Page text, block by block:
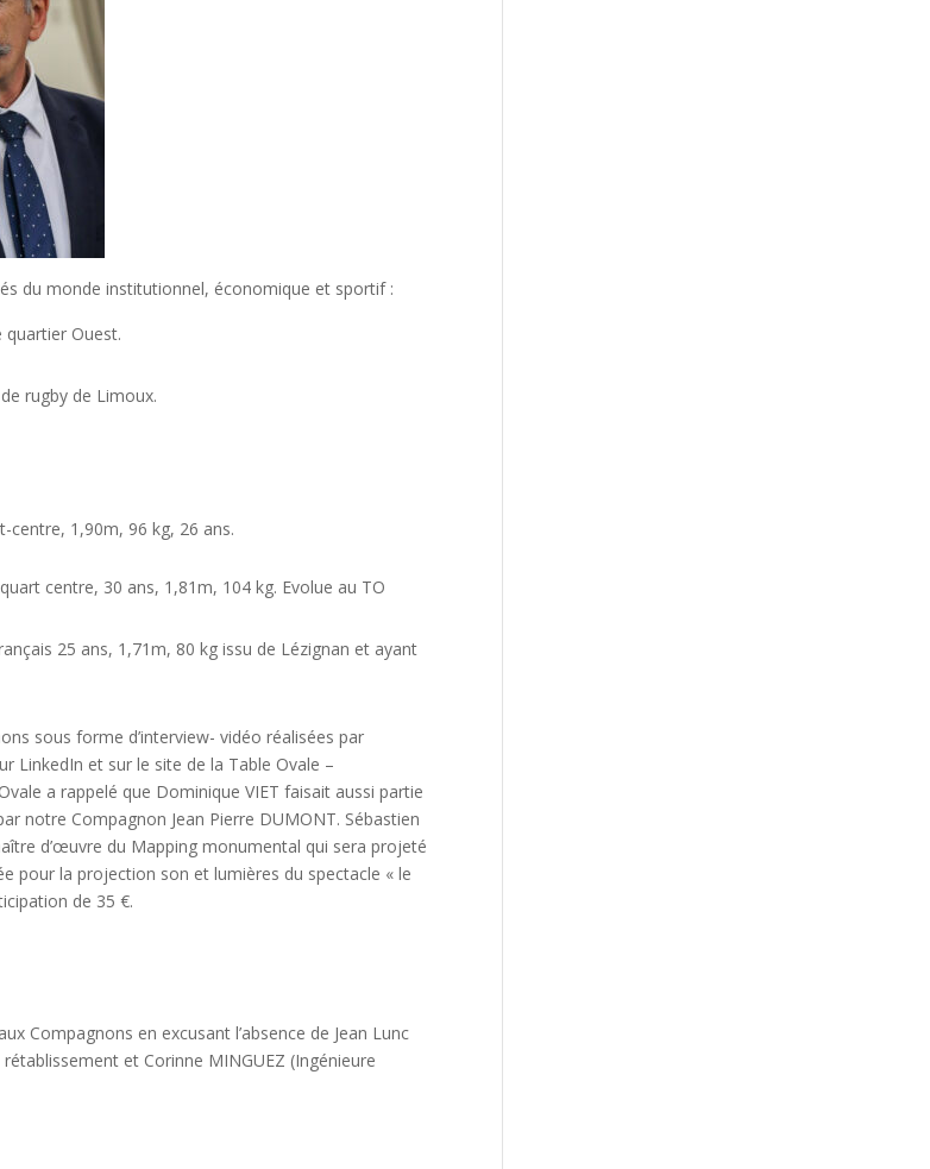
du monde institutionnel, économique et sportif :
Ouest.
rugby de Limoux.
centre, 1,90m, 96 kg, 26 ans.
centre, 30 ans, 1,81m, 104 kg. Evolue au TO
25 ans, 1,71m, 80 kg issu de Lézignan et ayant
sous forme d’interview- vidéo réalisées par
LinkedIn et sur le site de la Table Ovale –
a rappelé que Dominique VIET faisait aussi partie
notre Compagnon Jean Pierre DUMONT. Sébastien
d’œuvre du Mapping monumental qui sera projeté
pour la projection son et lumières du spectacle « le
de 35 €.
Compagnons en excusant l’absence de Jean Lunc
et Corinne MINGUEZ (Ingénieure